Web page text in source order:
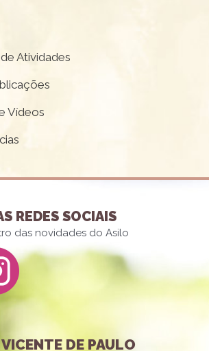
Atividades
Vídeos
REDES SOCIAIS
das novidades do Asilo
DE PAULO